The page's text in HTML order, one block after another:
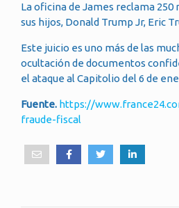
La oficina de James reclama
sus hijos, Donald Trump Jr, Eric
Este juicio es uno más de las
ocultación de documentos
el ataque al Capitolio del 6 de
Fuente. https://
fraude-fiscal